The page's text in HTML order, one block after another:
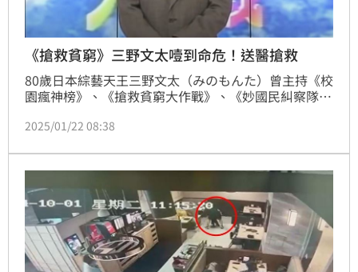
《搶救貧窮》三野文太噎到命危！送醫搶救
80歲日本綜藝天王三野文太（みのもんた）曾主持《校
園瘋神榜》、《搶救貧窮大作戰》、《妙國民糾察隊》
「帕金森氏症」，近年陸續辭去節目。三野文太16日晚
店被肉噎住，被緊急送往東京的一所大學醫院，昏迷不
醒情況相當危急。
2025/01/22 08:38